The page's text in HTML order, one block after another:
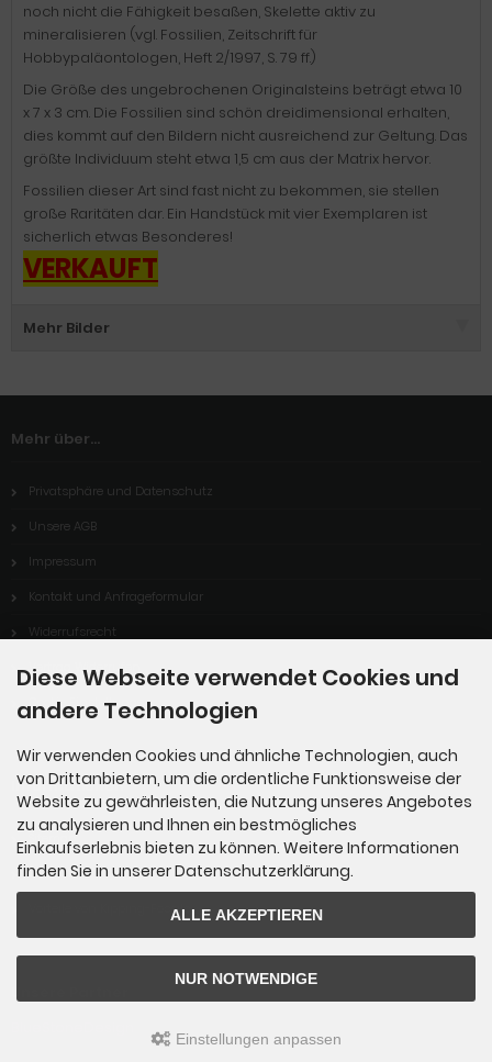
noch nicht die Fähigkeit besaßen, Skelette aktiv zu
mineralisieren (vgl. Fossilien, Zeitschrift für
Hobbypaläontologen, Heft 2/1997, S. 79 ff.)
Die Größe des ungebrochenen Originalsteins beträgt etwa 10
x 7 x 3 cm. Die Fossilien sind schön dreidimensional erhalten,
dies kommt auf den Bildern nicht ausreichend zur Geltung. Das
größte Individuum steht etwa 1,5 cm aus der Matrix hervor.
Fossilien dieser Art sind fast nicht zu bekommen, sie stellen
große Raritäten dar. Ein Handstück mit vier Exemplaren ist
sicherlich etwas Besonderes!
VERKAUFT
Mehr Bilder
Mehr über...
Privatsphäre und Datenschutz
Unsere AGB
Impressum
Kontakt und Anfrageformular
Widerrufsrecht
Vertrag Widerrufen
Cookie Einstellungen
Informationen
Sitemap
Über uns
Vorteile von Kipping-Fossils
Diese Webseite verwendet Cookies und
andere Technologien
Wir verwenden Cookies und ähnliche Technologien, auch
von Drittanbietern, um die ordentliche Funktionsweise der
Website zu gewährleisten, die Nutzung unseres Angebotes
zu analysieren und Ihnen ein bestmögliches
Einkaufserlebnis bieten zu können. Weitere Informationen
finden Sie in unserer Datenschutzerklärung.
ALLE AKZEPTIEREN
NUR NOTWENDIGE
Einstellungen anpassen